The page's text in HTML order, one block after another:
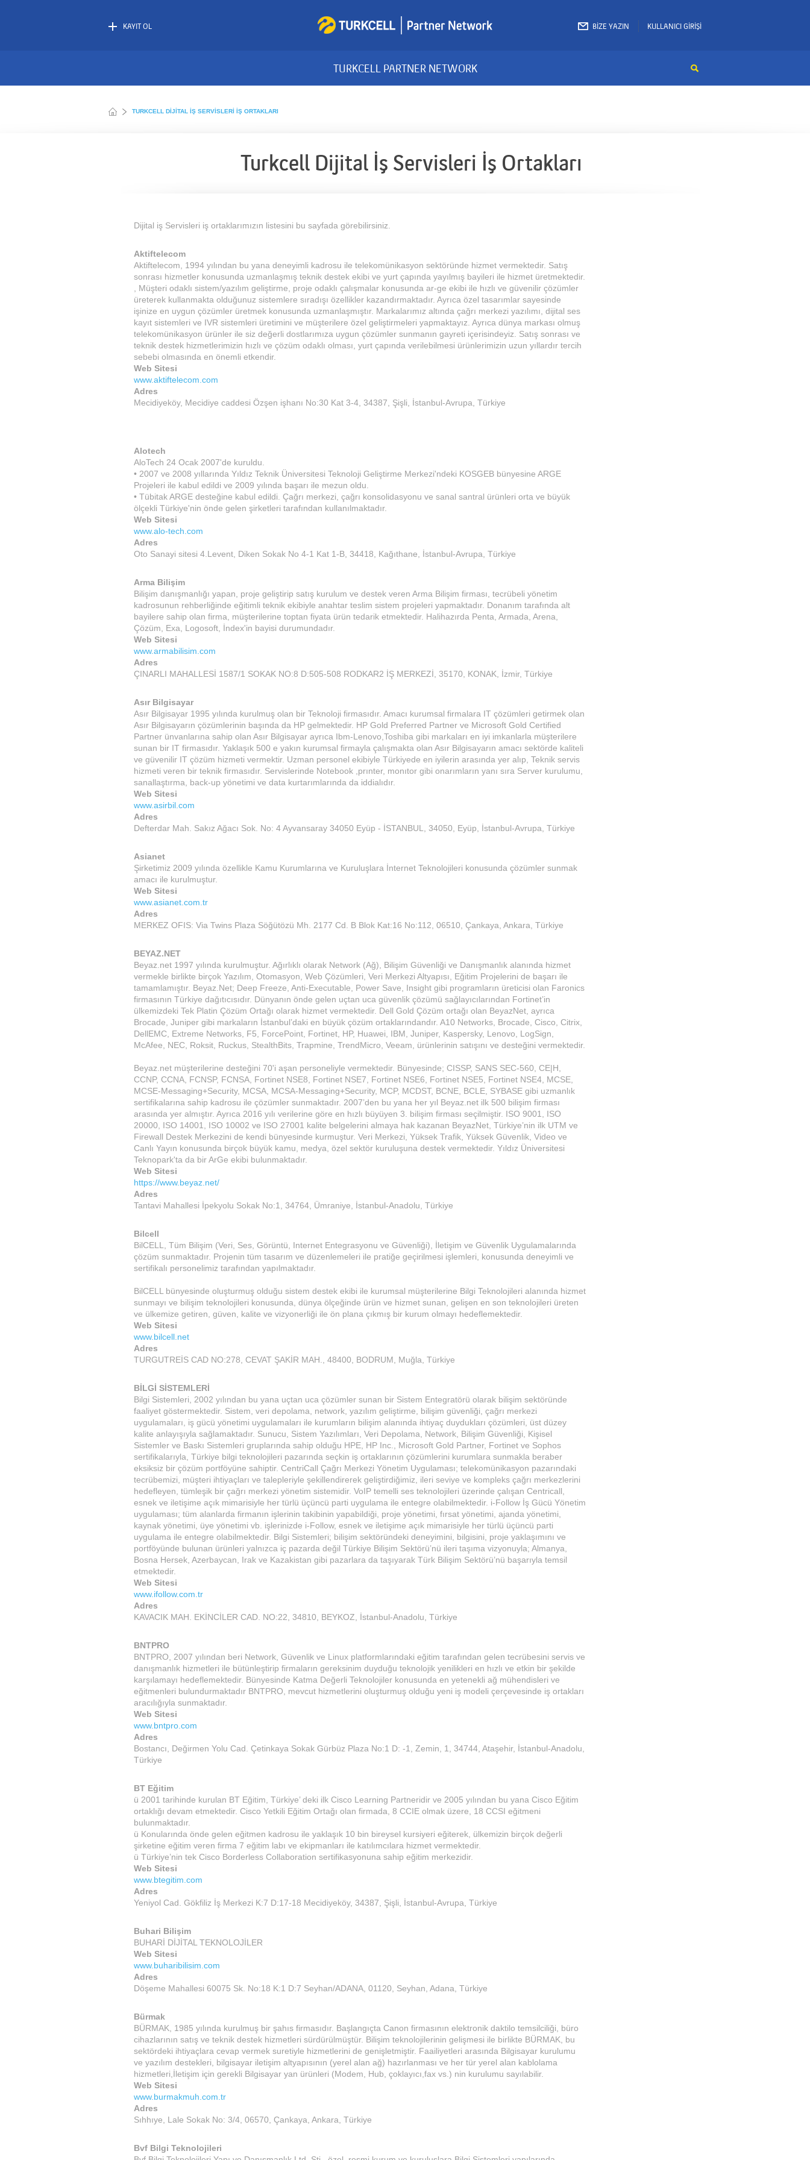
KAYIT OL BİZE YAZIN KULLANICI GİRİŞİ
TURKCELL PARTNER NETWORK
TURKCELL DIJITAL İŞ SERVISLERI İŞ ORTAKLARI
Turkcell Dijital İş Servisleri İş Ortakları
Dijital iş Servisleri iş ortaklarımızın listesini bu sayfada görebilirsiniz.
Aktiftelecom
Aktiftelecom, 1994 yılından bu yana deneyimli kadrosu ile telekomünikasyon sektöründe hizmet vermektedir. Satış
sonrası hizmetler konusunda uzmanlaşmış teknik destek ekibi ve yurt çapında yayılmış bayileri ile hizmet üretmektedir.
, Müşteri odaklı sistem/yazılım geliştirme, proje odaklı çalışmalar konusunda ar-ge ekibi ile hızlı ve güvenilir çözümler
üreterek kullanmakta olduğunuz sistemlere sıradışı özellikler kazandırmaktadır. Ayrıca özel tasarımlar sayesinde
işinize en uygun çözümler üretmek konusunda uzmanlaşmıştır. Markalarımız altında çağrı merkezi yazılımı, dijital ses
kayıt sistemleri ve IVR sistemleri üretimini ve müşterilere özel geliştirmeleri yapmaktayız. Ayrıca dünya markası olmuş
telekomünikasyon ürünler ile siz değerli dostlarımıza uygun çözümler sunmanın gayreti içerisindeyiz. Satış sonrası ve
teknik destek hizmetlerimizin hızlı ve çözüm odaklı olması, yurt çapında verilebilmesi ürünlerimizin uzun yıllardır tercih
sebebi olmasında en önemli etkendir.
Web Sitesi
www.aktiftelecom.com
Adres
Mecidiyeköy, Mecidiye caddesi Özşen işhanı No:30 Kat 3-4, 34387, Şişli, İstanbul-Avrupa, Türkiye
Alotech
AloTech 24 Ocak 2007'de kuruldu.
• 2007 ve 2008 yıllarında Yıldız Teknik Üniversitesi Teknoloji Geliştirme Merkezi'ndeki KOSGEB bünyesine ARGE
Projeleri ile kabul edildi ve 2009 yılında başarı ile mezun oldu.
• Tübitak ARGE desteğine kabul edildi. Çağrı merkezi, çağrı konsolidasyonu ve sanal santral ürünleri orta ve büyük
ölçekli Türkiye'nin önde gelen şirketleri tarafından kullanılmaktadır.
Web Sitesi
www.alo-tech.com
Adres
Oto Sanayi sitesi 4.Levent, Diken Sokak No 4-1 Kat 1-B, 34418, Kağıthane, İstanbul-Avrupa, Türkiye
Arma Bilişim
Bilişim danışmanlığı yapan, proje geliştirip satış kurulum ve destek veren Arma Bilişim firması, tecrübeli yönetim
kadrosunun rehberliğinde eğitimli teknik ekibiyle anahtar teslim sistem projeleri yapmaktadır. Donanım tarafında alt
bayilere sahip olan firma, müşterilerine toptan fiyata ürün tedarik etmektedir. Halihazırda Penta, Armada, Arena,
Çözüm, Exa, Logosoft, İndex'in bayisi durumundadır.
Web Sitesi
www.armabilisim.com
Adres
ÇINARLI MAHALLESİ 1587/1 SOKAK NO:8 D:505-508 RODKAR2 İŞ MERKEZİ, 35170, KONAK, İzmir, Türkiye
Asır Bilgisayar
Asır Bilgisayar 1995 yılında kurulmuş olan bir Teknoloji firmasıdır. Amacı kurumsal firmalara IT çözümleri getirmek olan
Asır Bilgisayarın çözümlerinin başında da HP gelmektedir. HP Gold Preferred Partner ve Microsoft Gold Certified
Partner ünvanlarına sahip olan Asır Bilgisayar ayrıca Ibm-Lenovo,Toshiba gibi markaları en iyi imkanlarla müşterilere
sunan bir IT firmasıdır. Yaklaşık 500 e yakın kurumsal firmayla çalışmakta olan Asır Bilgisayarın amacı sektörde kaliteli
ve güvenilir IT çözüm hizmeti vermektir. Uzman personel ekibiyle Türkiyede en iyilerin arasında yer alıp, Teknik servis
hizmeti veren bir teknik firmasıdır. Servislerinde Notebook ,prınter, monıtor gibi onarımların yanı sıra Server kurulumu,
sanallaştırma, back-up yönetimi ve data kurtarımlarında da iddialıdır.
Web Sitesi
www.asirbil.com
Adres
Defterdar Mah. Sakız Ağacı Sok. No: 4 Ayvansaray 34050 Eyüp - İSTANBUL, 34050, Eyüp, İstanbul-Avrupa, Türkiye
Asianet
Şirketimiz 2009 yılında özellikle Kamu Kurumlarına ve Kuruluşlara İnternet Teknolojileri konusunda çözümler sunmak
amacı ile kurulmuştur.
Web Sitesi
www.asianet.com.tr
Adres
MERKEZ OFIS: Via Twins Plaza Söğütözü Mh. 2177 Cd. B Blok Kat:16 No:112, 06510, Çankaya, Ankara, Türkiye
BEYAZ.NET
Beyaz.net 1997 yılında kurulmuştur. Ağırlıklı olarak Network (Ağ), Bilişim Güvenliği ve Danışmanlık alanında hizmet
vermekle birlikte birçok Yazılım, Otomasyon, Web Çözümleri, Veri Merkezi Altyapısı, Eğitim Projelerini de başarı ile
tamamlamıştır. Beyaz.Net; Deep Freeze, Anti-Executable, Power Save, Insight gibi programların üreticisi olan Faronics
firmasının Türkiye dağıtıcısıdır. Dünyanın önde gelen uçtan uca güvenlik çözümü sağlayıcılarından Fortinet’in
ülkemizdeki Tek Platin Çözüm Ortağı olarak hizmet vermektedir. Dell Gold Çözüm ortağı olan BeyazNet, ayrıca
Brocade, Juniper gibi markaların İstanbul’daki en büyük çözüm ortaklarındandır. A10 Networks, Brocade, Cisco, Citrix,
DellEMC, Extreme Networks, F5, ForcePoint, Fortinet, HP, Huawei, IBM, Juniper, Kaspersky, Lenovo, LogSign,
McAfee, NEC, Roksit, Ruckus, StealthBits, Trapmine, TrendMicro, Veeam, ürünlerinin satışını ve desteğini vermektedir.
Beyaz.net müşterilerine desteğini 70'i aşan personeliyle vermektedir. Bünyesinde; CISSP, SANS SEC-560, CE|H,
CCNP, CCNA, FCNSP, FCNSA, Fortinet NSE8, Fortinet NSE7, Fortinet NSE6, Fortinet NSE5, Fortinet NSE4, MCSE,
MCSE-Messaging+Security, MCSA, MCSA-Messaging+Security, MCP, MCDST, BCNE, BCLE, SYBASE gibi uzmanlık
sertifikalarına sahip kadrosu ile çözümler sunmaktadır. 2007’den bu yana her yıl Beyaz.net ilk 500 bilişim firması
arasında yer almıştır. Ayrıca 2016 yılı verilerine göre en hızlı büyüyen 3. bilişim firması seçilmiştir. ISO 9001, ISO
20000, ISO 14001, ISO 10002 ve ISO 27001 kalite belgelerini almaya hak kazanan BeyazNet, Türkiye’nin ilk UTM ve
Firewall Destek Merkezini de kendi bünyesinde kurmuştur. Veri Merkezi, Yüksek Trafik, Yüksek Güvenlik, Video ve
Canlı Yayın konusunda birçok büyük kamu, medya, özel sektör kuruluşuna destek vermektedir. Yıldız Üniversitesi
Teknopark'ta da bir ArGe ekibi bulunmaktadır.
Web Sitesi
https://www.beyaz.net/
Adres
Tantavi Mahallesi İpekyolu Sokak No:1, 34764, Ümraniye, İstanbul-Anadolu, Türkiye
Bilcell
BilCELL, Tüm Bilişim (Veri, Ses, Görüntü, Internet Entegrasyonu ve Güvenliği), İletişim ve Güvenlik Uygulamalarında
çözüm sunmaktadır. Projenin tüm tasarım ve düzenlemeleri ile pratiğe geçirilmesi işlemleri, konusunda deneyimli ve
sertifikalı personelimiz tarafından yapılmaktadır.
BilCELL bünyesinde oluşturmuş olduğu sistem destek ekibi ile kurumsal müşterilerine Bilgi Teknolojileri alanında hizmet
sunmayı ve bilişim teknolojileri konusunda, dünya ölçeğinde ürün ve hizmet sunan, gelişen en son teknolojileri üreten
ve ülkemize getiren, güven, kalite ve vizyonerliği ile ön plana çıkmış bir kurum olmayı hedeflemektedir.
Web Sitesi
www.bilcell.net
Adres
TURGUTREİS CAD NO:278, CEVAT ŞAKİR MAH., 48400, BODRUM, Muğla, Türkiye
BİLGİ SİSTEMLERİ
Bilgi Sistemleri, 2002 yılından bu yana uçtan uca çözümler sunan bir Sistem Entegratörü olarak bilişim sektöründe
faaliyet göstermektedir. Sistem, veri depolama, network, yazılım geliştirme, bilişim güvenliği, çağrı merkezi
uygulamaları, iş gücü yönetimi uygulamaları ile kurumların bilişim alanında ihtiyaç duydukları çözümleri, üst düzey
kalite anlayışıyla sağlamaktadır. Sunucu, Sistem Yazılımları, Veri Depolama, Network, Bilişim Güvenliği, Kişisel
Sistemler ve Baskı Sistemleri gruplarında sahip olduğu HPE, HP Inc., Microsoft Gold Partner, Fortinet ve Sophos
sertifikalarıyla, Türkiye bilgi teknolojileri pazarında seçkin iş ortaklarının çözümlerini kurumlara sunmakla beraber
eksiksiz bir çözüm portföyüne sahiptir. CentriCall Çağrı Merkezi Yönetim Uygulaması; telekomünikasyon pazarındaki
tecrübemizi, müşteri ihtiyaçları ve talepleriyle şekillendirerek geliştirdiğimiz, ileri seviye ve kompleks çağrı merkezlerini
hedefleyen, tümleşik bir çağrı merkezi yönetim sistemidir. VoIP temelli ses teknolojileri üzerinde çalışan Centricall,
esnek ve iletişime açık mimarisiyle her türlü üçüncü parti uygulama ile entegre olabilmektedir. i-Follow İş Gücü Yönetim
uygulaması; tüm alanlarda firmanın işlerinin takibinin yapabildiği, proje yönetimi, fırsat yönetimi, ajanda yönetimi,
kaynak yönetimi, üye yönetimi vb. işlerinizde i-Follow, esnek ve iletişime açık mimarisiyle her türlü üçüncü parti
uygulama ile entegre olabilmektedir. Bilgi Sistemleri; bilişim sektöründeki deneyimini, bilgisini, proje yaklaşımını ve
portföyünde bulunan ürünleri yalnızca iç pazarda değil Türkiye Bilişim Sektörü’nü ileri taşıma vizyonuyla; Almanya,
Bosna Hersek, Azerbaycan, Irak ve Kazakistan gibi pazarlara da taşıyarak Türk Bilişim Sektörü’nü başarıyla temsil
etmektedir.
Web Sitesi
www.ifollow.com.tr
Adres
KAVACIK MAH. EKİNCİLER CAD. NO:22, 34810, BEYKOZ, İstanbul-Anadolu, Türkiye
BNTPRO
BNTPRO, 2007 yılından beri Network, Güvenlik ve Linux platformlarındaki eğitim tarafından gelen tecrübesini servis ve
danışmanlık hizmetleri ile bütünleştirip firmaların gereksinim duyduğu teknolojik yenilikleri en hızlı ve etkin bir şekilde
karşılamayı hedeflemektedir. Bünyesinde Katma Değerli Teknolojiler konusunda en yetenekli ağ mühendisleri ve
eğitmenleri bulundurmaktadır BNTPRO, mevcut hizmetlerini oluşturmuş olduğu yeni iş modeli çerçevesinde iş ortakları
aracılığıyla sunmaktadır.
Web Sitesi
www.bntpro.com
Adres
Bostancı, Değirmen Yolu Cad. Çetinkaya Sokak Gürbüz Plaza No:1 D: -1, Zemin, 1, 34744, Ataşehir, İstanbul-Anadolu,
Türkiye
BT Eğitim
ü 2001 tarihinde kurulan BT Eğitim, Türkiye’ deki ilk Cisco Learning Partneridir ve 2005 yılından bu yana Cisco Eğitim
ortaklığı devam etmektedir. Cisco Yetkili Eğitim Ortağı olan firmada, 8 CCIE olmak üzere, 18 CCSI eğitmeni
bulunmaktadır.
ü Konularında önde gelen eğitmen kadrosu ile yaklaşık 10 bin bireysel kursiyeri eğiterek, ülkemizin birçok değerli
şirketine eğitim veren firma 7 eğitim labı ve ekipmanları ile katılımcılara hizmet vermektedir.
ü Türkiye’nin tek Cisco Borderless Collaboration sertifikasyonuna sahip eğitim merkezidir.
Web Sitesi
www.btegitim.com
Adres
Yeniyol Cad. Gökfiliz İş Merkezi K:7 D:17-18 Mecidiyeköy, 34387, Şişli, İstanbul-Avrupa, Türkiye
Buhari Bilişim
BUHARİ DİJİTAL TEKNOLOJİLER
Web Sitesi
www.buharibilisim.com
Adres
Döşeme Mahallesi 60075 Sk. No:18 K:1 D:7 Seyhan/ADANA, 01120, Seyhan, Adana, Türkiye
Bürmak
BÜRMAK, 1985 yılında kurulmuş bir şahıs firmasıdır. Başlangıçta Canon firmasının elektronik daktilo temsilciliği, büro
cihazlarının satış ve teknik destek hizmetleri sürdürülmüştür. Bilişim teknolojilerinin gelişmesi ile birlikte BÜRMAK, bu
sektördeki ihtiyaçlara cevap vermek suretiyle hizmetlerini de genişletmiştir. Faailiyetleri arasında Bilgisayar kurulumu
ve yazılım destekleri, bilgisayar iletişim altyapısının (yerel alan ağ) hazırlanması ve her tür yerel alan kablolama
hizmetleri,İletişim için gerekli Bilgisayar yan ürünleri (Modem, Hub, çoklayıcı,fax vs.) nin kurulumu sayılabilir.
Web Sitesi
www.burmakmuh.com.tr
Adres
Sıhhıye, Lale Sokak No: 3/4, 06570, Çankaya, Ankara, Türkiye
Bvf Bilgi Teknolojileri